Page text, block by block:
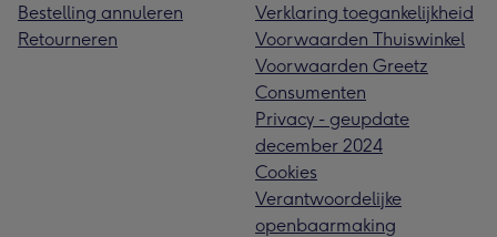
Bestelling annuleren
Retourneren
Verklaring toegankelijkheid
Voorwaarden Thuiswinkel
Voorwaarden Greetz
Consumenten
Privacy - geupdate
december 2024
Cookies
Verantwoordelijke
openbaarmaking